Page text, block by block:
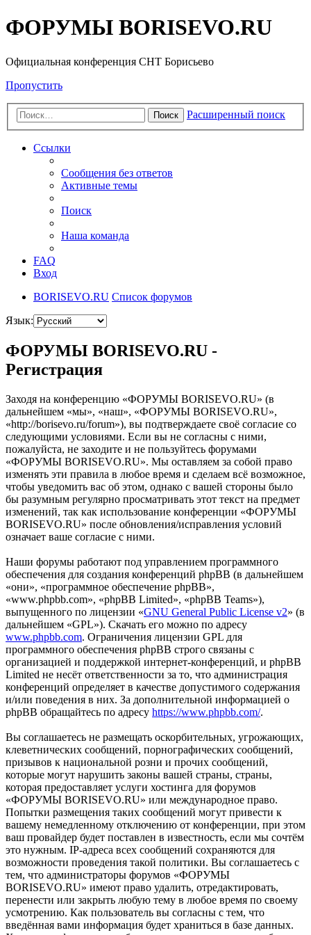
ФОРУМЫ BORISEVO.RU
Официальная конференция СНТ Борисьево
Пропустить
Поиск Расширенный поиск
Ссылки
Сообщения без ответов
Активные темы
Поиск
Наша команда
FAQ
Вход
BORISEVO.RU Список форумов
Язык:
ФОРУМЫ BORISEVO.RU -
Регистрация
Заходя на конференцию «ФОРУМЫ BORISEVO.RU» (в
дальнейшем «мы», «наш», «ФОРУМЫ BORISEVO.RU»,
«http://borisevo.ru/forum»), вы подтверждаете своё согласие со
следующими условиями. Если вы не согласны с ними,
пожалуйста, не заходите и не пользуйтесь форумами
«ФОРУМЫ BORISEVO.RU». Мы оставляем за собой право
изменять эти правила в любое время и сделаем всё возможное,
чтобы уведомить вас об этом, однако с вашей стороны было
бы разумным регулярно просматривать этот текст на предмет
изменений, так как использование конференции «ФОРУМЫ
BORISEVO.RU» после обновления/исправления условий
означает ваше согласие с ними.
Наши форумы работают под управлением программного
обеспечения для создания конференций phpBB (в дальнейшем
«они», «программное обеспечение phpBB»,
«www.phpbb.com», «phpBB Limited», «phpBB Teams»),
выпущенного по лицензии «GNU General Public License v2» (в
дальнейшем «GPL»). Скачать его можно по адресу
www.phpbb.com. Ограничения лицензии GPL для
программного обеспечения phpBB строго связаны с
организацией и поддержкой интернет-конференций, и phpBB
Limited не несёт ответственности за то, что администрация
конференций определяет в качестве допустимого содержания
и/или поведения в них. За дополнительной информацией о
phpBB обращайтесь по адресу https://www.phpbb.com/.
Вы соглашаетесь не размещать оскорбительных, угрожающих,
клеветнических сообщений, порнографических сообщений,
призывов к национальной розни и прочих сообщений,
которые могут нарушить законы вашей страны, страны,
которая предоставляет услуги хостинга для форумов
«ФОРУМЫ BORISEVO.RU» или международное право.
Попытки размещения таких сообщений могут привести к
вашему немедленному отключению от конференции, при этом
ваш провайдер будет поставлен в известность, если мы сочтём
это нужным. IP-адреса всех сообщений сохраняются для
возможности проведения такой политики. Вы соглашаетесь с
тем, что администраторы форумов «ФОРУМЫ
BORISEVO.RU» имеют право удалить, отредактировать,
перенести или закрыть любую тему в любое время по своему
усмотрению. Как пользователь вы согласны с тем, что
введённая вами информация будет храниться в базе данных.